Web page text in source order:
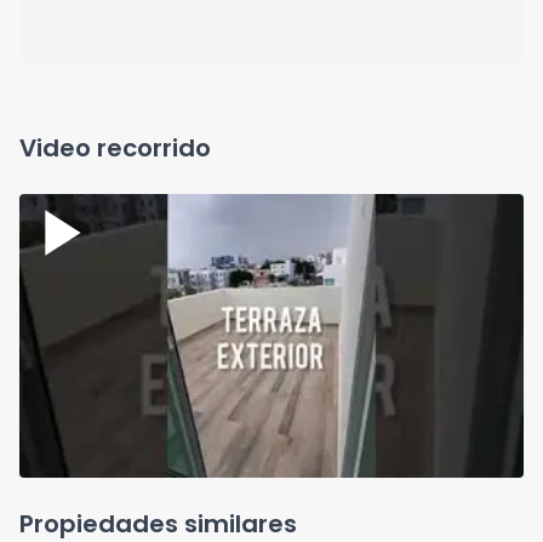
Video recorrido
Propiedades similares